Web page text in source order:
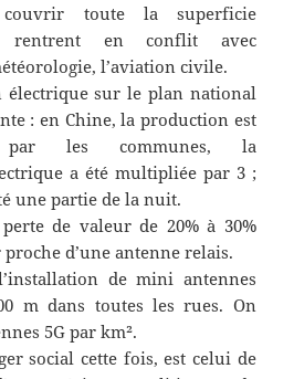
toute la superficie
rentrent en conflit avec
l’aviation civile.
électrique sur le plan national
: en Chine, la production est
par les communes, la
a été multipliée par 3 ;
une partie de la nuit.
de valeur de 20% à 30%
d’une antenne relais.
de mini antennes
m dans toutes les rues. On
5G par km².
social cette fois, est celui de